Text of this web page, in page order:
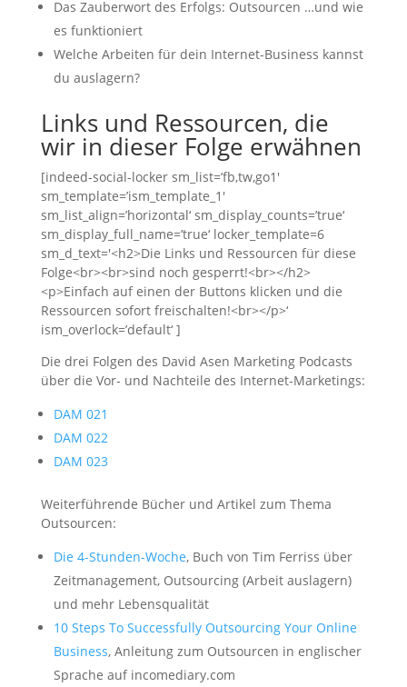
Das Zauberwort des Erfolgs: Outsourcen …und wie
es funktioniert
Welche Arbeiten für dein Internet-Business kannst
du auslagern?
Links und Ressourcen, die
wir in dieser Folge erwähnen
[indeed-social-locker sm_list=’fb,tw,go1′
sm_template=’ism_template_1′
sm_list_align=’horizontal‘ sm_display_counts=’true‘
sm_display_full_name=’true‘ locker_template=6
sm_d_text='<h2>Die Links und Ressourcen für diese
Folge<br><br>sind noch gesperrt!<br></h2>
<p>Einfach auf einen der Buttons klicken und die
Ressourcen sofort freischalten!<br></p>‘
ism_overlock=’default‘ ]
Die drei Folgen des David Asen Marketing Podcasts
über die Vor- und Nachteile des Internet-Marketings:
DAM 021
DAM 022
DAM 023
Weiterführende Bücher und Artikel zum Thema
Outsourcen:
Die 4-Stunden-Woche, Buch von Tim Ferriss über
Zeitmanagement, Outsourcing (Arbeit auslagern)
und mehr Lebensqualität
10 Steps To Successfully Outsourcing Your Online
Business, Anleitung zum Outsourcen in englischer
Sprache auf incomediary.com